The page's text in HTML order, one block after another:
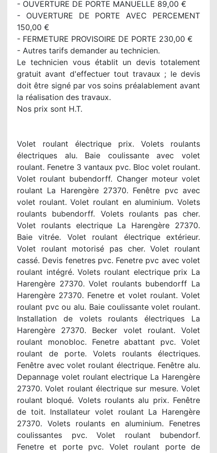
- OUVERTURE DE PORTE MANUELLE 89,00 €
- OUVERTURE DE PORTE AVEC PERCEMENT
150,00 €
- FERMETURE PROVISOIRE DE PORTE 230,00 €
- Autres tarifs demander au technicien.
Le technicien vous établit un devis totalement
gratuit avant d'effectuer tout travaux ; le devis
doit être signé par vos soins préalablement avant
la réalisation des travaux.
Nos prix sont H.T.
Volet roulant électrique prix. Volets roulants
électriques alu. Baie coulissante avec volet
roulant. Fenetre 3 vantaux pvc. Bloc volet roulant.
Volet roulant bubendorff. Changer moteur volet
roulant La Harengère 27370. Fenêtre pvc avec
volet roulant. Volet roulant en aluminium. Volets
roulants bubendorff. Volets roulants pas cher.
Volet roulants electrique La Harengère 27370.
Baie vitrée. Volet roulant électrique extérieur.
Volet roulant motorisé pas cher. Volet roulant
cassé. Devis fenetres pvc. Fenetre pvc avec volet
roulant intégré. Volets roulant electrique prix La
Harengère 27370. Volet roulants bubendorff La
Harengère 27370. Fenetre et volet roulant. Volet
roulant pvc ou alu. Baie coulissante volet roulant.
Installation de volets roulants électriques La
Harengère 27370. Becker volet roulant. Volet
roulant monobloc. Fenetre abattant pvc. Volet
roulant de porte. Volets roulants électriques.
Fenêtre avec volet roulant électrique. Fenêtre alu.
Depannage volet roulant electrique La Harengère
27370. Volet roulant électrique sur mesure. Volet
roulant bloqué. Volets roulants alu prix. Fenêtre
de toit. Installateur volet roulant La Harengère
27370. Volets roulants en aluminium. Fenetres
coulissantes pvc. Volet roulant bubendorf.
Fenetre et porte pvc. Volet roulant porte de